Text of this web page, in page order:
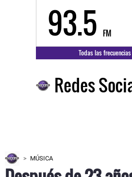
93.5 FM
Todas las frecuencias
Redes
MÚSICA